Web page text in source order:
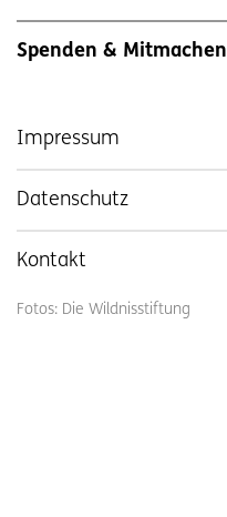
Spenden & Mitmachen
Impressum
Datenschutz
Kontakt
Fotos: Die Wildnisstiftung